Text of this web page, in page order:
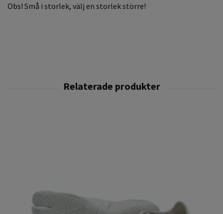
Obs! Små i storlek, välj en storlek större!